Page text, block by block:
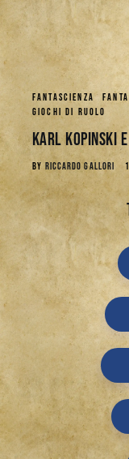
FANTASCIENZA
GIOCHI DI RUOLO
Karl Kopinski
BY RICCARDO GALLORI